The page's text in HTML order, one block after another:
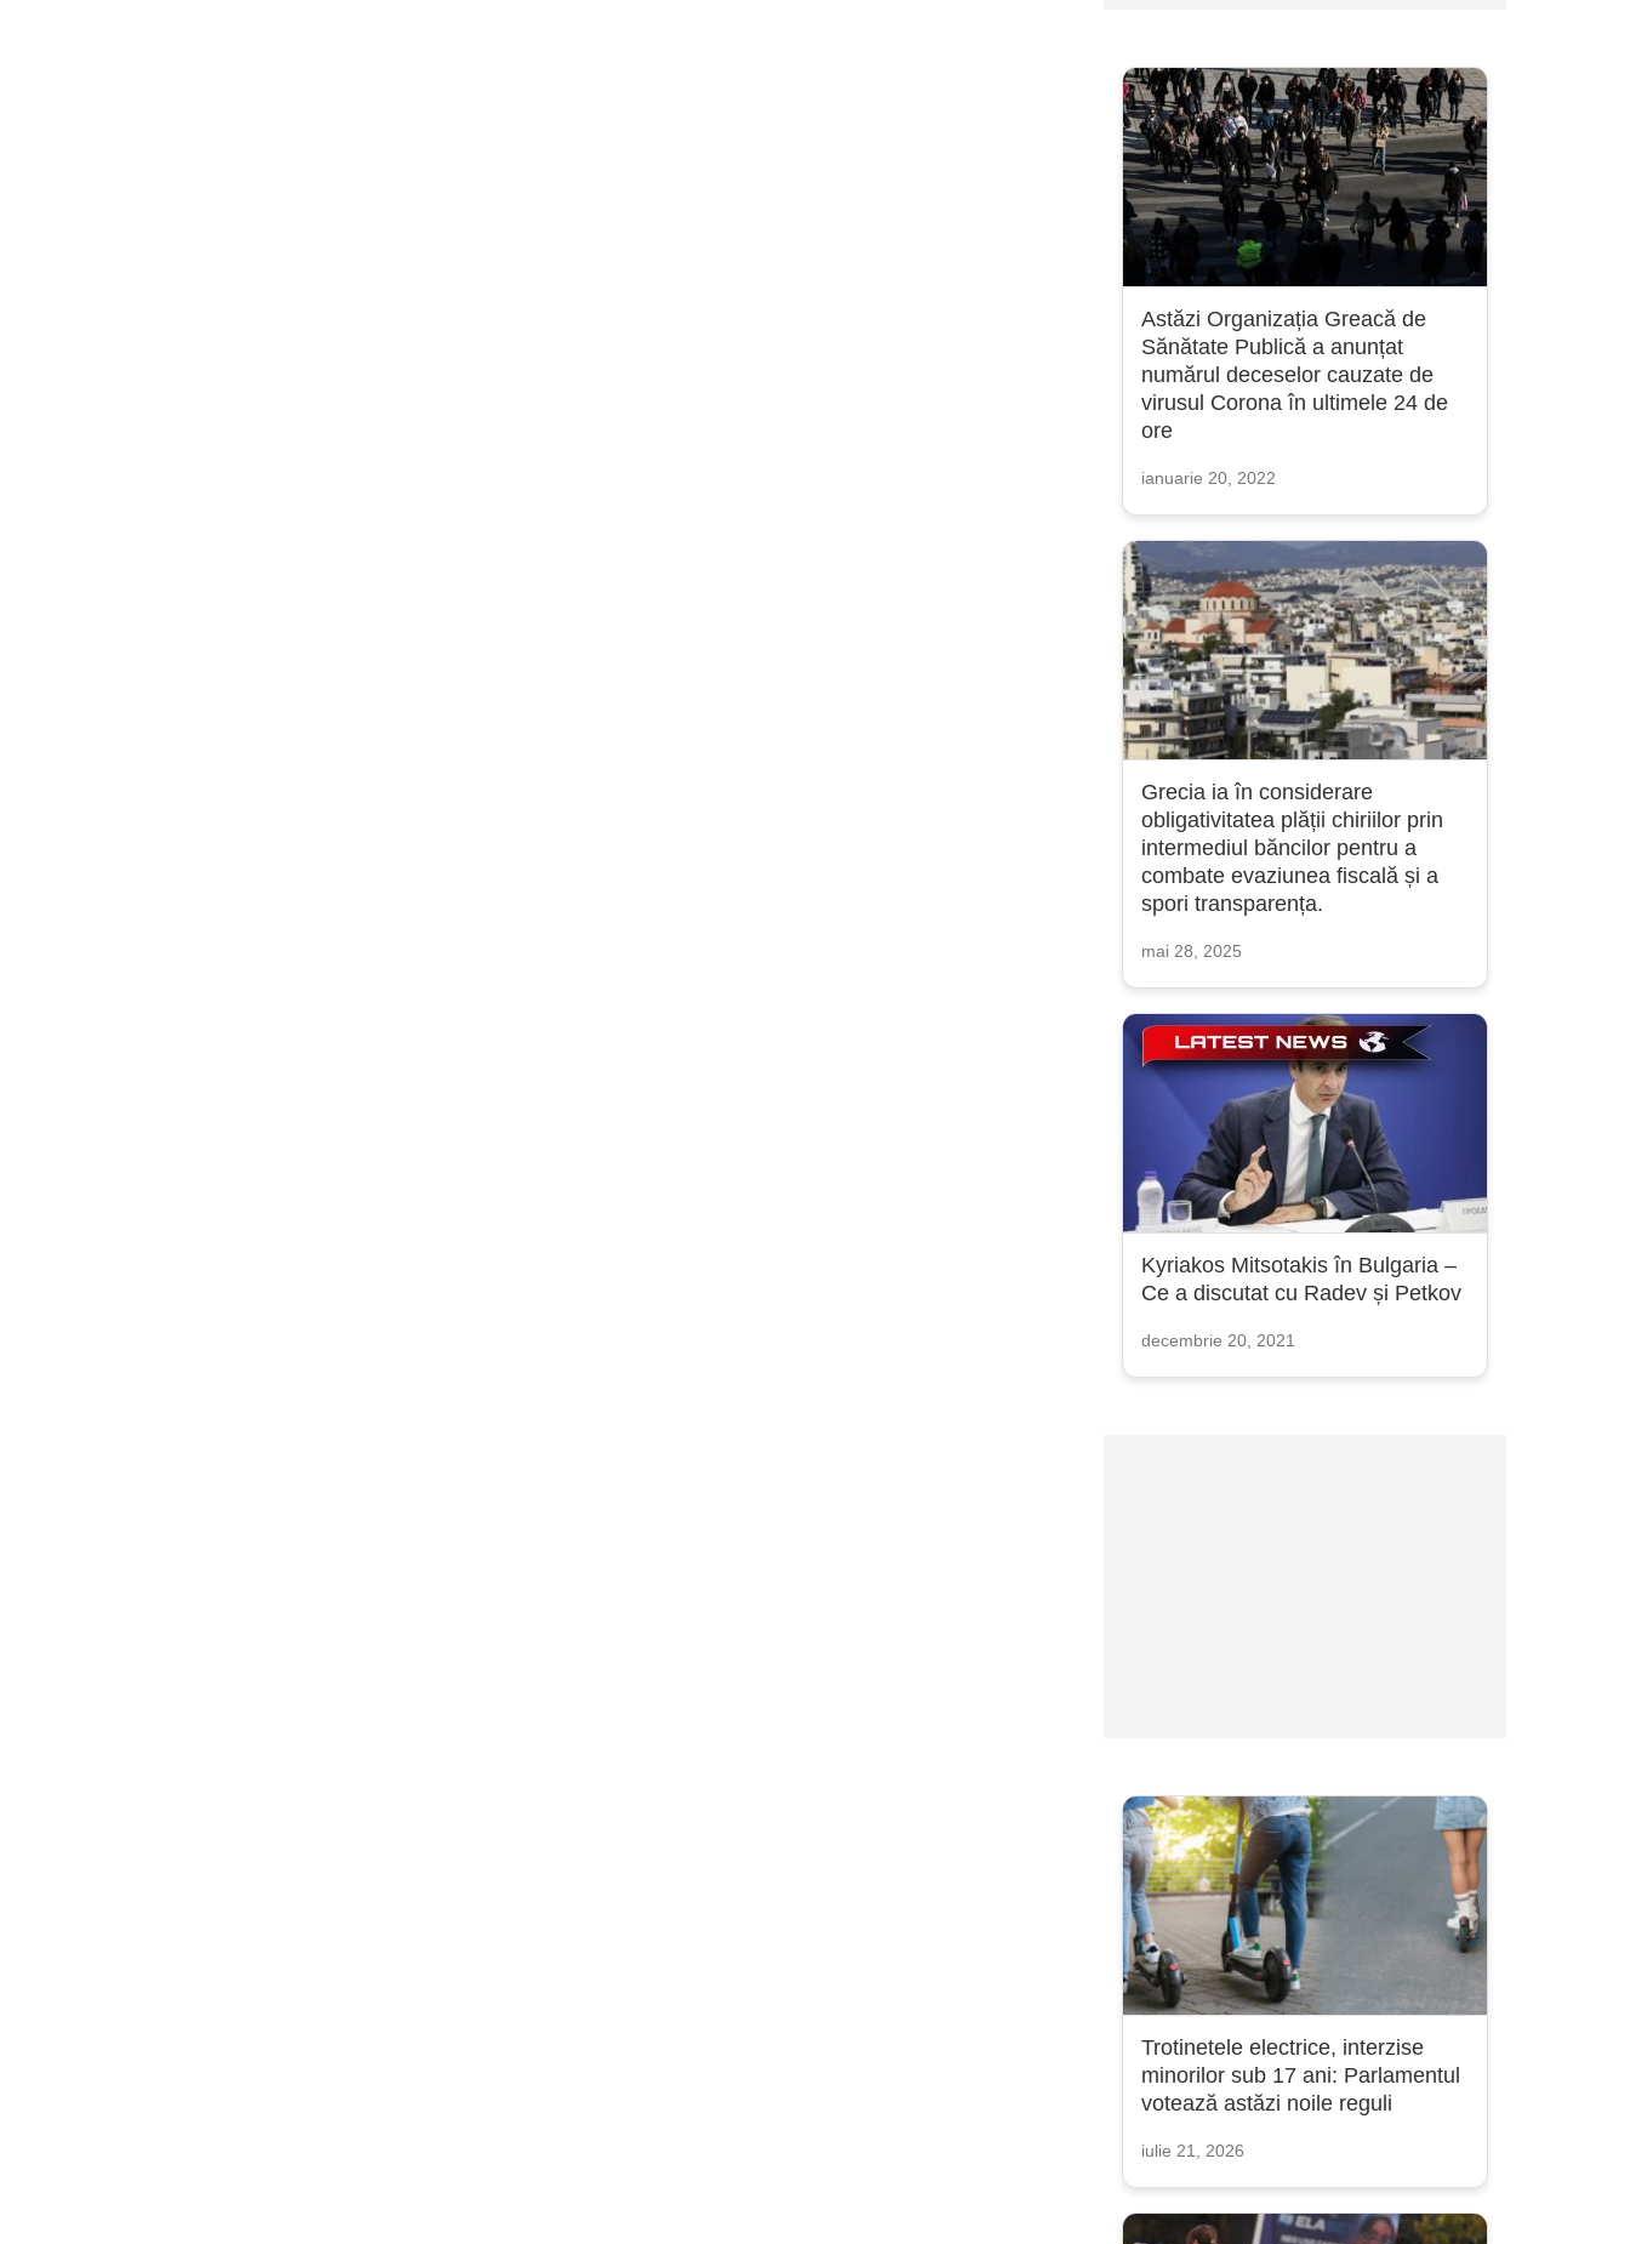
Astăzi Organizația Greacă de
Sănătate Publică a anunțat
numărul deceselor cauzate de
virusul Corona în ultimele 24 de
ore
ianuarie 20, 2022
Grecia ia în considerare
obligativitatea plății chiriilor prin
intermediul băncilor pentru a
combate evaziunea fiscală și a
spori transparența.
mai 28, 2025
Kyriakos Mitsotakis în Bulgaria –
Ce a discutat cu Radev și Petkov
decembrie 20, 2021
Trotinetele electrice, interzise
minorilor sub 17 ani: Parlamentul
votează astăzi noile reguli
iulie 21, 2026